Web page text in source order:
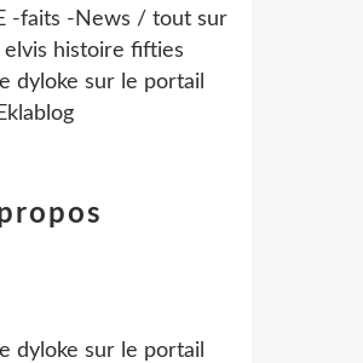
-faits -News / tout sur
elvis histoire fifties
dyloke sur le portail
Eklablog
dyloke sur le portail